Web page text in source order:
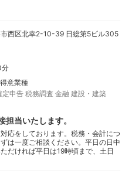
西区北幸2-10-39 日総第5ビル305
分
意業種
定申告 税務調査 金融 建設・建築
当いたします。
応をしております。税務・会計につ
は一度ご相談ください。平日の日中
だければ平日は19時頃まで、土日